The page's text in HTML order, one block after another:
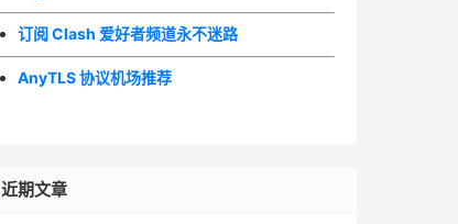
订阅 Clash 爱好者频道永不迷路
AnyTLS 协议机场推荐
近期文章